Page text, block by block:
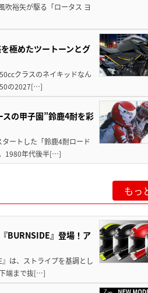
吹裕矢が駆る「ロータス ヨ
極めたツートーンとグ
クラスのネイキッドなん
の2027[…]
の甲子園”鈴鹿4耐を彩
ートした「鈴鹿4耐ロード
1980年代後半[…]
もっ
BURNSIDE』登場！ア
は、ストライプを基調とし
端まで抜[…]